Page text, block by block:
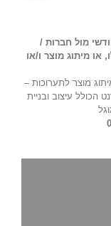
מול חברות /
או מיתוג מוצר ו/או
מוצר לתערוכות –
הכולל עיצוב ובניית